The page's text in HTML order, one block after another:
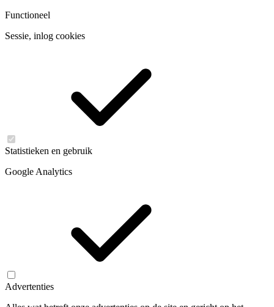
Functioneel
Sessie, inlog cookies
Statistieken en gebruik
Google Analytics
Advertenties